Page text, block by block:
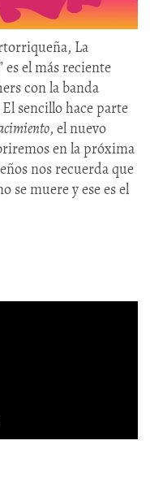
La
el más reciente
con la banda
sencillo hace parte
, el nuevo
en la próxima
nos recuerda que
se muere y ese es el